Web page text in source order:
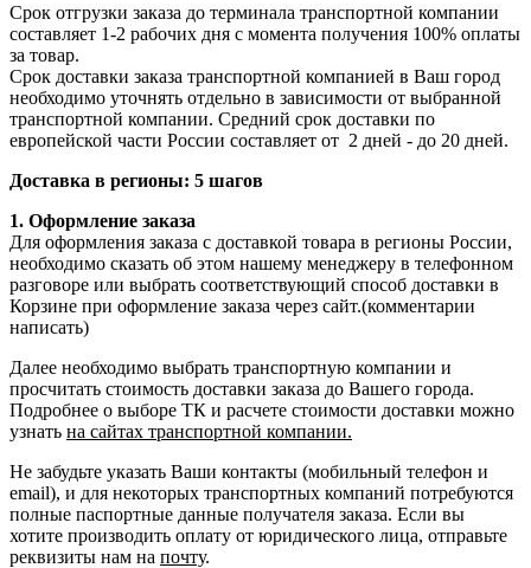
Срок отгрузки заказа до терминала транспортной компании
составляет 1-2 рабочих дня с момента получения 100% оплаты
за товар.
Срок доставки заказа транспортной компанией в Ваш город
необходимо уточнять отдельно в зависимости от выбранной
транспортной компании. Средний срок доставки по
европейской части России составляет от 2 дней - до 20 дней.
Доставка в регионы: 5 шагов
1. Оформление заказа
Для оформления заказа с доставкой товара в регионы России,
необходимо сказать об этом нашему менеджеру в телефонном
разговоре или выбрать соответствующий способ доставки в
Корзине при оформление заказа через сайт.(комментарии
написать)
Далее необходимо выбрать транспортную компании и
просчитать стоимость доставки заказа до Вашего города.
Подробнее о выборе ТК и расчете стоимости доставки можно
узнать на сайтах транспортной компании.
Не забудьте указать Ваши контакты (мобильный телефон и
email), и для некоторых транспортных компаний потребуются
полные паспортные данные получателя заказа. Если вы
хотите производить оплату от юридического лица, отправьте
реквизиты нам на почту.